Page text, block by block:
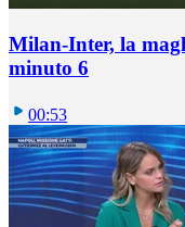
Milan-Inter, la
minuto 6
00:53